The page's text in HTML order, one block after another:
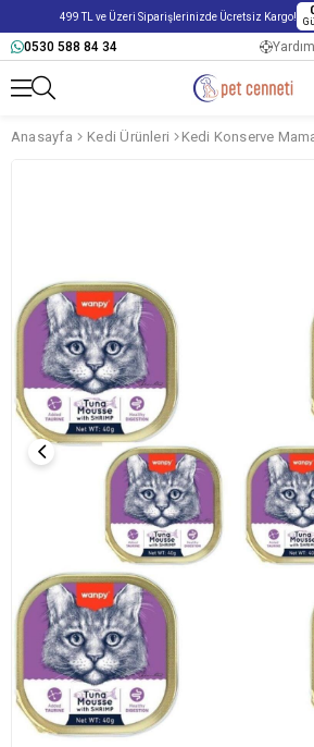
499 TL ve Üzeri Siparişlerinizde Ücretsiz Kargo!
0530 588 84 34 Yardım
Anasayfa Kedi Ürünleri Kedi Konserve